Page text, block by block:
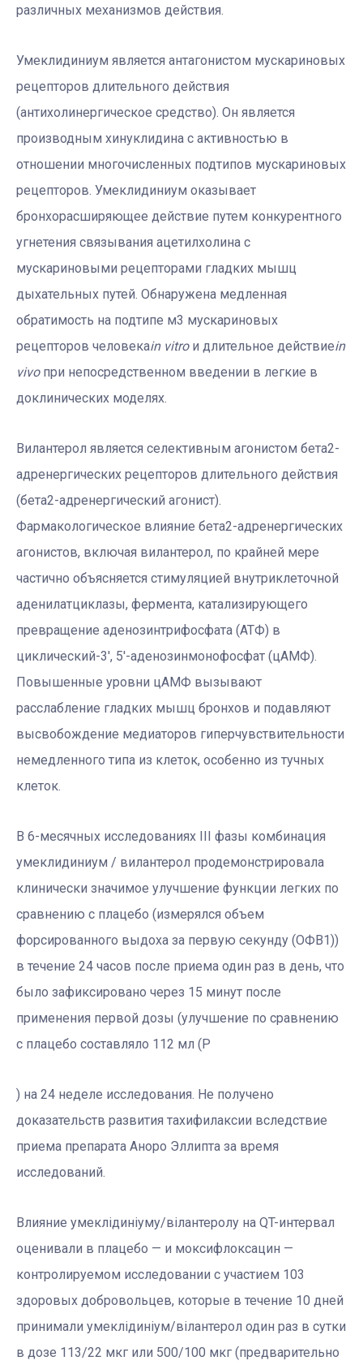
различных механизмов действия.
Умеклидиниум является антагонистом мускариновых
рецепторов длительного действия
(антихолинергическое средство). Он является
производным хинуклидина с активностью в
отношении многочисленных подтипов мускариновых
рецепторов. Умеклидиниум оказывает
бронхорасширяющее действие путем конкурентного
угнетения связывания ацетилхолина с
мускариновыми рецепторами гладких мышц
дыхательных путей. Обнаружена медленная
обратимость на подтипе м3 мускариновых
рецепторов человекаin vitroи длительное действиеin
vivoпри непосредственном введении в легкие в
доклинических моделях.
Вилантерол является селективным агонистом бета2-
адренергических рецепторов длительного действия
(бета2-адренергический агонист).
Фармакологическое влияние бета2-адренергических
агонистов, включая вилантерол, по крайней мере
частично объясняется стимуляцией внутриклеточной
аденилатциклазы, фермента, катализирующего
превращение аденозинтрифосфата (АТФ) в
циклический-3′, 5′-аденозинмонофосфат (цАМФ).
Повышенные уровни цАМФ вызывают
расслабление гладких мышц бронхов и подавляют
высвобождение медиаторов гиперчувствительности
немедленного типа из клеток, особенно из тучных
клеток.
В 6-месячных исследованиях III фазы комбинация
умеклидиниум / вилантерол продемонстрировала
клинически значимое улучшение функции легких по
сравнению с плацебо (измерялся объем
форсированного выдоха за первую секунду (ОФВ1))
в течение 24 часов после приема один раз в день, что
было зафиксировано через 15 минут после
применения первой дозы (улучшение по сравнению
с плацебо составляло 112 мл (Р
) на 24 неделе исследования. Не получено
доказательств развития тахифилаксии вследствие
приема препарата Аноро Эллипта за время
исследований.
Влияние умеклідиніуму/вілантеролу на QT-интервал
оценивали в плацебо — и моксифлоксацин —
контролируемом исследовании с участием 103
здоровых добровольцев, которые в течение 10 дней
принимали умеклідиніум/вілантерол один раз в сутки
в дозе 113/22 мкг или 500/100 мкг (предварительно